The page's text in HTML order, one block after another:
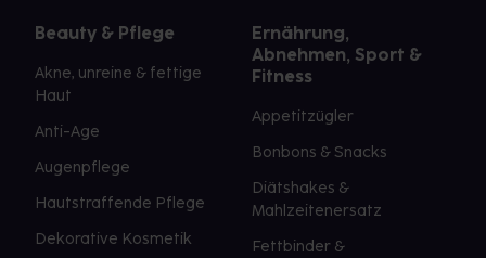
Beauty & Pflege
Akne, unreine & fettige
Haut
Anti-Age
Augenpflege
Hautstraffende Pflege
Dekorative Kosmetik
Ernährung,
Abnehmen, Sport &
Fitness
Appetitzügler
Bonbons & Snacks
Diätshakes &
Mahlzeitenersatz
Fettbinder &